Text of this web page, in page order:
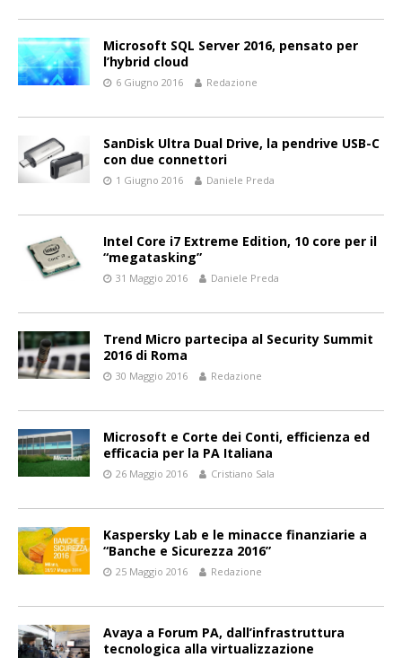
Microsoft SQL Server 2016, pensato per
l’hybrid cloud
6 Giugno 2016 Redazione
SanDisk Ultra Dual Drive, la pendrive USB-C
con due connettori
1 Giugno 2016 Daniele Preda
Intel Core i7 Extreme Edition, 10 core per il
“megatasking”
31 Maggio 2016 Daniele Preda
Trend Micro partecipa al Security Summit
2016 di Roma
30 Maggio 2016 Redazione
Microsoft e Corte dei Conti, efficienza ed
efficacia per la PA Italiana
26 Maggio 2016 Cristiano Sala
Kaspersky Lab e le minacce finanziarie a
“Banche e Sicurezza 2016”
25 Maggio 2016 Redazione
Avaya a Forum PA, dall’infrastruttura
tecnologica alla virtualizzazione